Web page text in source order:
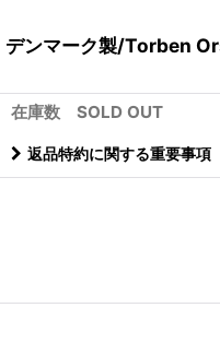
デンマーク製/Torben
在庫数 SOLD OUT
返品特約に関する重要事項